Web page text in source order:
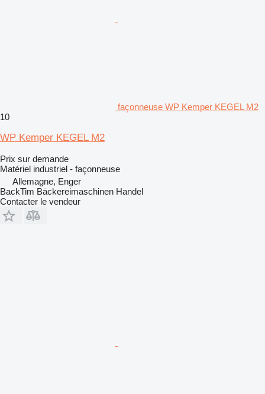
façonneuse WP Kemper KEGEL M2
10
WP Kemper KEGEL M2
Prix sur demande
Matériel industriel - façonneuse
Allemagne, Enger
BackTim Bäckereimaschinen Handel
Contacter le vendeur